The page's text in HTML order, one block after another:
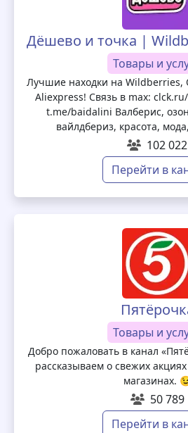
Дёшево и точка |
Товары и
Лучшие находки на Wildberries,
Aliexpress! Связь в max:
t.me/baidalini Валберис,
вайлдбериз, красота,
102 022
Перейти в
Товары и
Добро пожаловать в канал
рассказываем о свежих
магазинах.
50 789
Перейти в